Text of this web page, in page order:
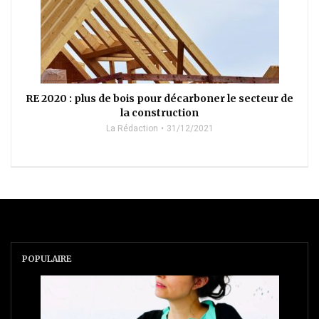
RE 2020 : plus de bois pour décarboner le secteur de
la construction
La Rédaction 31/12/2021
POPULAIRE